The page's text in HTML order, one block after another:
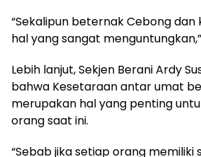
“Sekalipun beternak Cebong
hal yang sangat
Lebih lanjut, Sekjen Berani Ardy
bahwa Kesetaraan antar umat
merupakan hal yang penting
orang saat ini.
“Sebab jika setiap orang memiliki